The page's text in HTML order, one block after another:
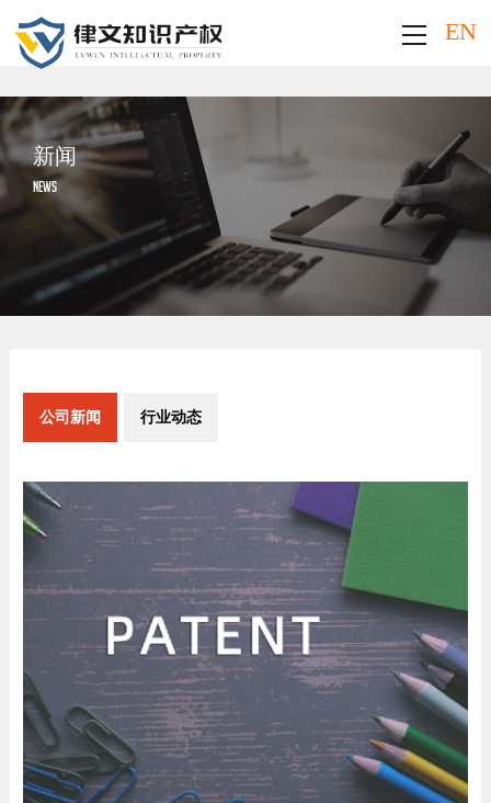
EN
新闻
NEWS
公司新闻 行业动态